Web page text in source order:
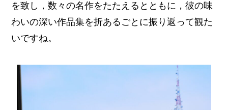
を致し，数々の名作をたたえるとともに，彼の味
わいの深い作品集を折あるごとに振り返って観た
いですね。